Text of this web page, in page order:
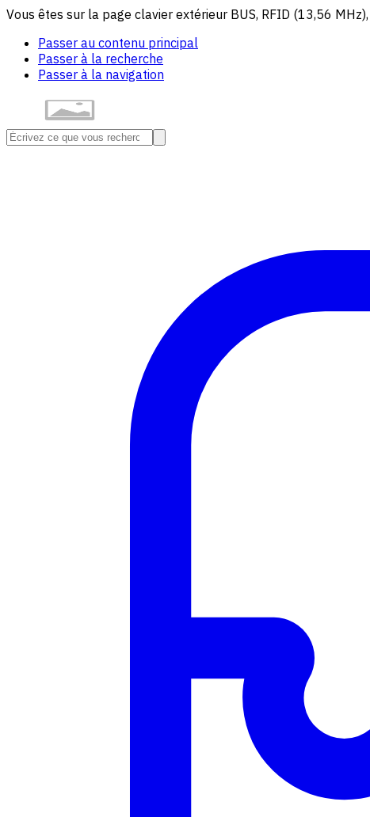
Vous êtes sur la page clavier extérieur BUS, RFID (13,56
Passer au contenu principal
Passer à la recherche
Passer à la navigation